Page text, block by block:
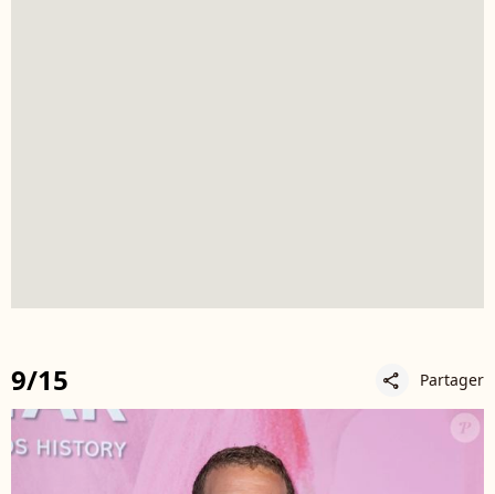
9/15 share Partager